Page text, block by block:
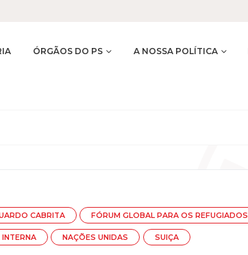
ÓRGÃOS DO PS A NOSSA POLÍTICA
CABRITA FÓRUM GLOBAL PARA OS REFUGIADOS
NAÇÕES UNIDAS SUIÇA